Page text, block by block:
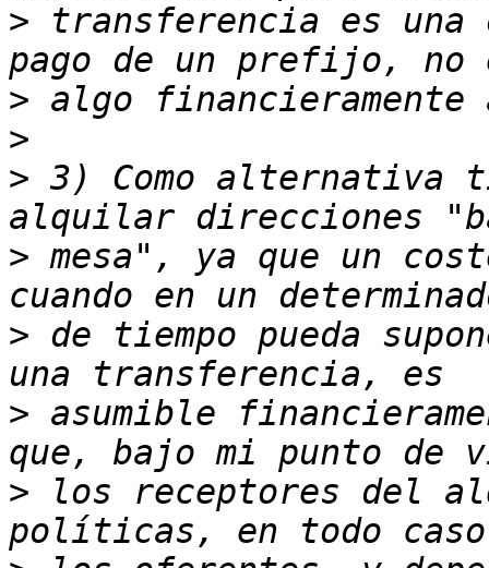
> transferencia es
>
>
> 3) Como alternativa
> mesa", ya que un
> de tiempo pueda
> asumible
> los receptores del